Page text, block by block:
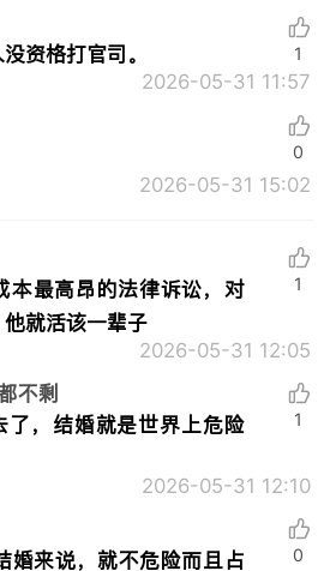
资格打官司。
2026-05-31 11:57
1
2026-05-31 15:02
0
本最高昂的法律诉讼，对
就活该一辈子
2026-05-31 12:05
1
不剩
了，结婚就是世界上危险
2026-05-31 12:10
1
婚来说，就不危险而且占
0